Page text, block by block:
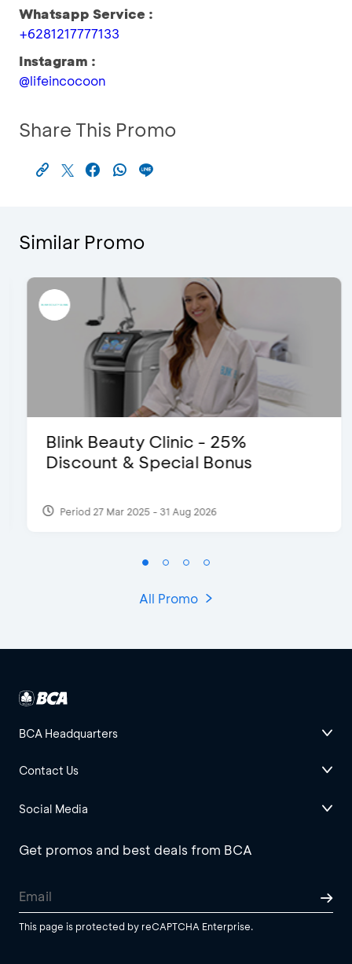
Whatsapp Service :
+6281217777133
Instagram :
@lifeincocoon
Share This Promo
Similar Promo
Blink Beauty Clinic - 25%
Discount & Special Bonus
Period 27 Mar 2025 - 31 Aug 2026
All Promo
BCA Headquarters
Contact Us
Social Media
Get promos and best deals from BCA
This page is protected by reCAPTCHA Enterprise.